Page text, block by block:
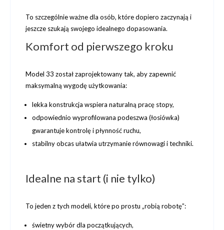
To szczególnie ważne dla osób, które dopiero zaczynają i
jeszcze szukają swojego idealnego dopasowania.
Komfort od pierwszego kroku
Model 33 został zaprojektowany tak, aby zapewnić
maksymalną wygodę użytkowania:
lekka konstrukcja wspiera naturalną pracę stopy,
odpowiednio wyprofilowana podeszwa (łosiówka)
gwarantujekontrolę i płynność ruchu,
stabilny obcas ułatwia utrzymanie równowagi i techniki.
Idealne na start (i nie tylko)
To jeden z tych modeli, które po prostu „robią robotę”:
świetny wybór dla początkujących,